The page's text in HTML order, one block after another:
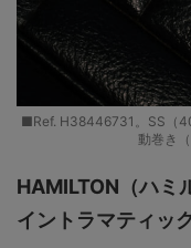
■Ref. H38446731。SS（
動巻き
HAMILTON（ハミ
イントラマティッ